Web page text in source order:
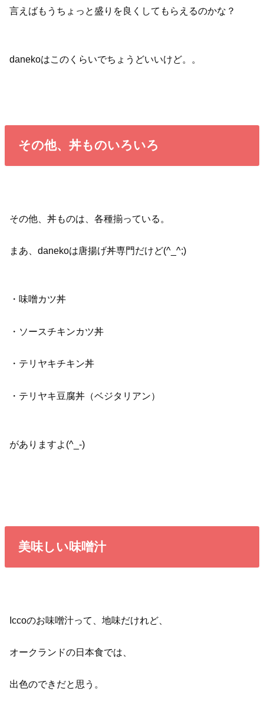
言えばもうちょっと盛りを良くしてもらえるのかな？
danekoはこのくらいでちょうどいいけど。。
その他、丼ものいろいろ
その他、丼ものは、各種揃っている。
まあ、danekoは唐揚げ丼専門だけど(^_^;)
・味噌カツ丼
・ソースチキンカツ丼
・テリヤキチキン丼
・テリヤキ豆腐丼（ベジタリアン）
がありますよ(^_-)
美味しい味噌汁
Iccoのお味噌汁って、地味だけれど、
オークランドの日本食では、
出色のできだと思う。